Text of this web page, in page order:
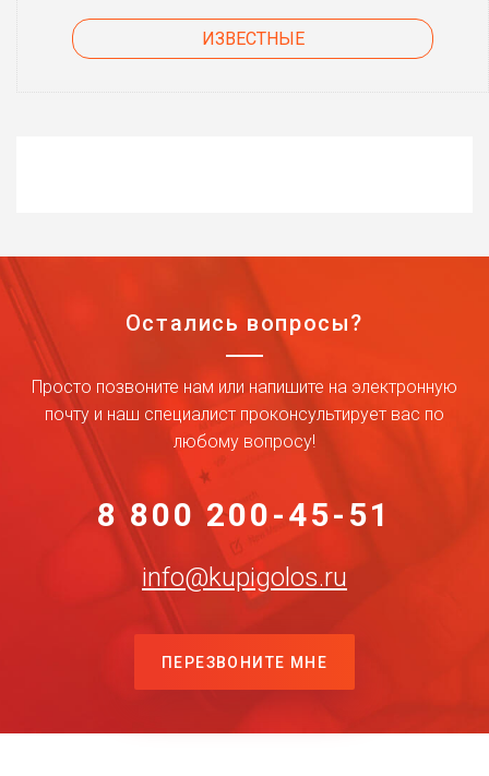
ИЗВЕСТНЫЕ
Остались вопросы?
Просто позвоните нам или напишите на электронную
почту и наш специалист проконсультирует вас по
любому вопросу!
8 800 200-45-51
info@kupigolos.ru
ПЕРЕЗВОНИТЕ МНЕ